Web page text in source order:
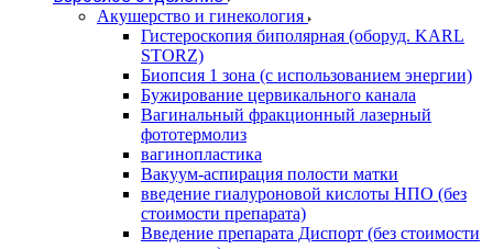
Акушерство и гинекология
Гистероскопия биполярная (оборуд. KARL
STORZ)
Биопсия 1 зона (с использованием энергии)
Бужирование цервикального канала
Вагинальный фракционный лазерный
фототермолиз
вагинопластика
Вакуум-аспирация полости матки
введение гиалуроновой кислоты НПО (без
стоимости препарата)
Введение препарата Диспорт (без стоимости